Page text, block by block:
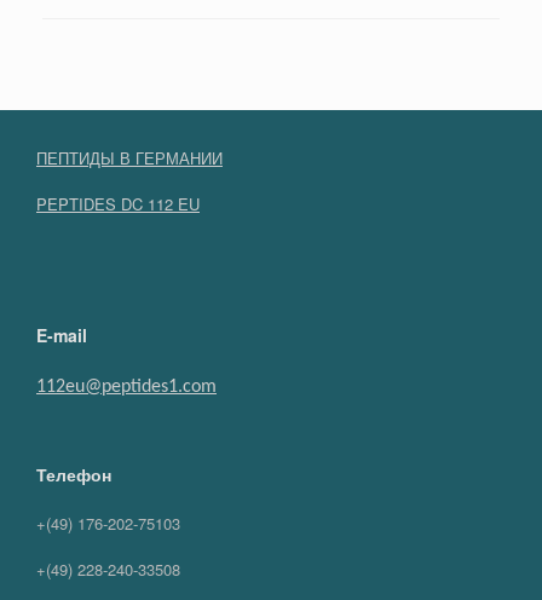
ПЕПТИДЫ В ГЕРМАНИИ
PEPTIDES DC 112 EU
E-mail
112eu@peptides1.com
Телефон
+(49) 176-202-75103
+(49) 228-240-33508